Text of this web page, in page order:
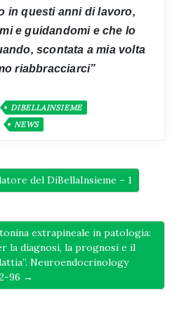
in questi anni di lavoro,
e guidandomi e che lo
scontata a mia volta
riabbracciarci”
DIBELLAINSIEME
NEWS
del DiBellaInsieme – 1
extrapineale in patologia:
la diagnosi, la prognosi e il
Neuroendocrinology
96 →